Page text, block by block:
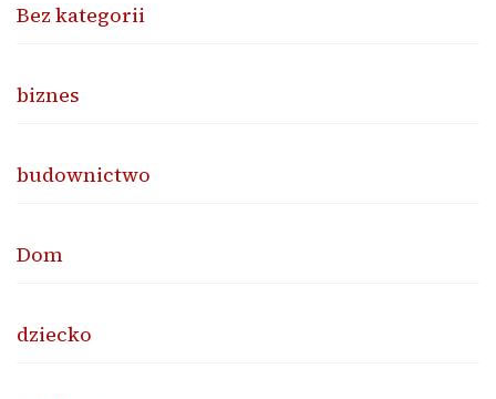
Bez kategorii
biznes
budownictwo
Dom
dziecko